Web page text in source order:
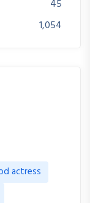
45
1,054
actress